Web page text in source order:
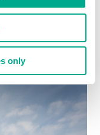
only
于沙迦酋长国 —